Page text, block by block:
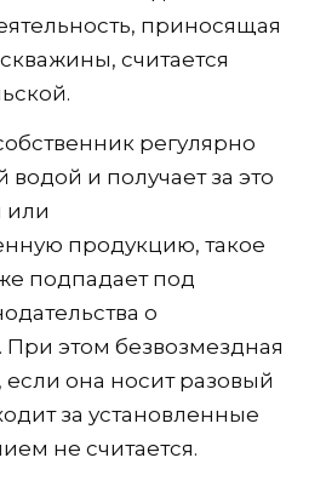
приносящая
считается
регулярно
и получает за это
или
продукцию, такое
подпадает под
о
этом безвозмездная
она носит разовый
за установленные
не считается.